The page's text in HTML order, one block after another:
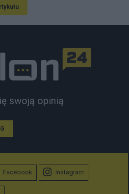
swoją opinią
Facebook Instagram